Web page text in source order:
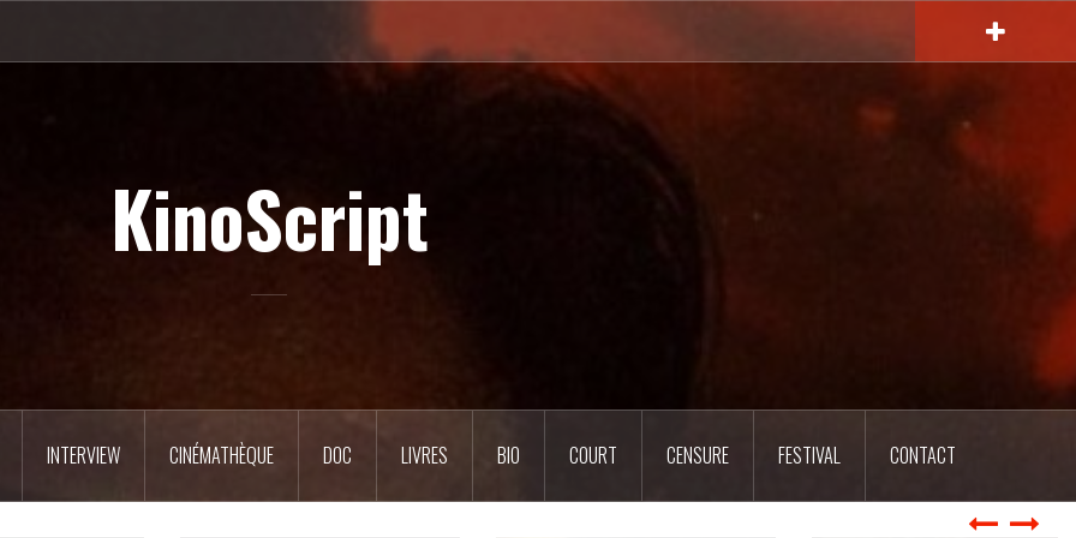
KinoScript
INTERVIEW CINÉMATHÈQUE DOC LIVRES BIO COURT CENSURE FESTIVAL CONTACT